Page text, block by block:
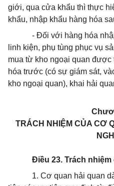
giới, qua cửa khẩu thì thực
khẩu, nhập khẩu hàng hóa
- Đối với hàng hóa
linh kiện, phụ tùng phục vụ
mua từ kho ngoại quan
hóa trước (có sự giám sát,
kho ngoại quan), khai hải
TRÁCH NHIỆM CỦA CƠ
Điều 23. Trách
1. Cơ quan hải quan